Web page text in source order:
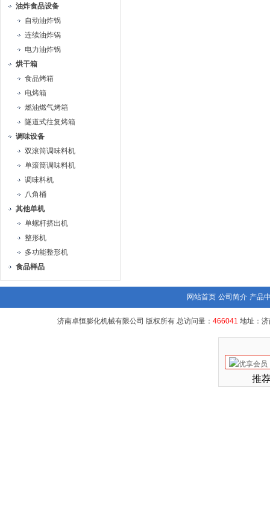
油炸食品设备
自动油炸锅
连续油炸锅
电力油炸锅
烘干箱
食品烤箱
电烤箱
燃油燃气烤箱
隧道式往复烤箱
调味设备
双滚筒调味料机
单滚筒调味料机
调味料机
八角桶
其他单机
单螺杆挤出机
整形机
多功能整形机
食品样品
网站首页 公司简介 产品
济南卓恒膨化机械有限公司 版权所有 总访问量： 466041 地址：
推